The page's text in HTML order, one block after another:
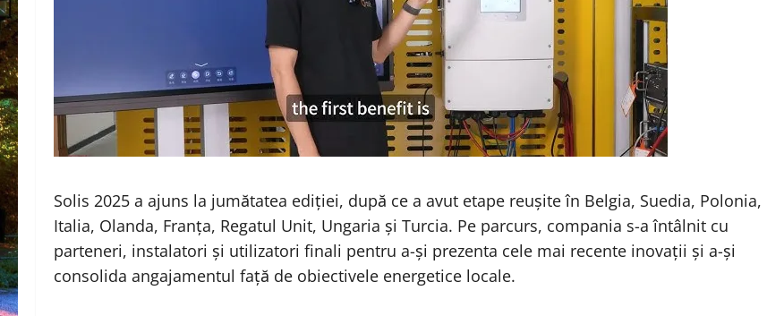
Solis 2025 a ajuns la jumătatea ediției, după ce a avut etape reușite în Belgia, Suedia, Polonia,
Italia, Olanda, Franța, Regatul Unit, Ungaria și Turcia. Pe parcurs, compania s-a întâlnit cu
parteneri, instalatori și utilizatori finali pentru a-și prezenta cele mai recente inovații și a-și
consolida angajamentul față de obiectivele energetice locale.